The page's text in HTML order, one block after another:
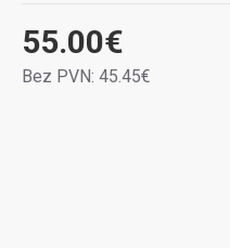
55.00€
Bez PVN: 45.45€